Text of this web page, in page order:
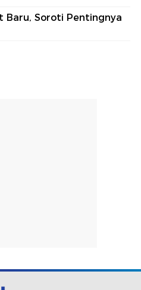
Baru, Soroti Pentingnya